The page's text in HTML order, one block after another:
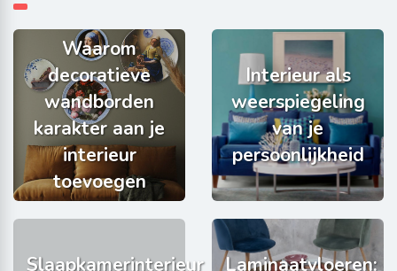
Waarom
decoratieve
wandborden
karakter aan je
interieur
toevoegen
Interieur als
weerspiegeling
van je
persoonlijkheid
Slaapkamerinterieur
Laminaatvloeren: